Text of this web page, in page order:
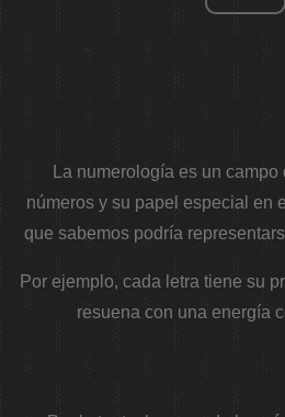
La numerología es un
números y su papel especial en
que sabemos podría
Por ejemplo, cada letra tiene su
resuena con una energía